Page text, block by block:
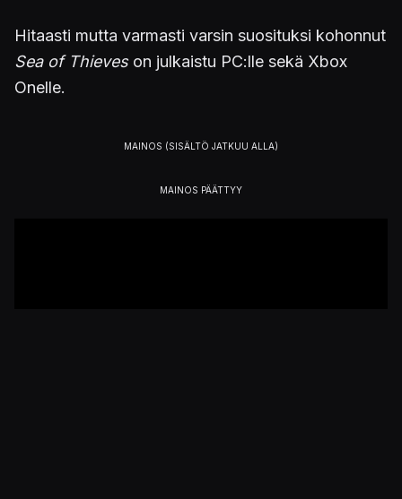
Hitaasti mutta varmasti varsin suosituksi kohonnut
Sea of Thieveson julkaistu PC:lle sekä Xbox
Onelle.